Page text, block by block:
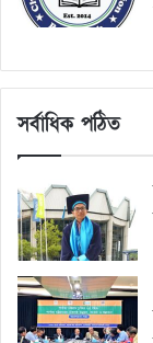
সর্বাধিক পঠিত